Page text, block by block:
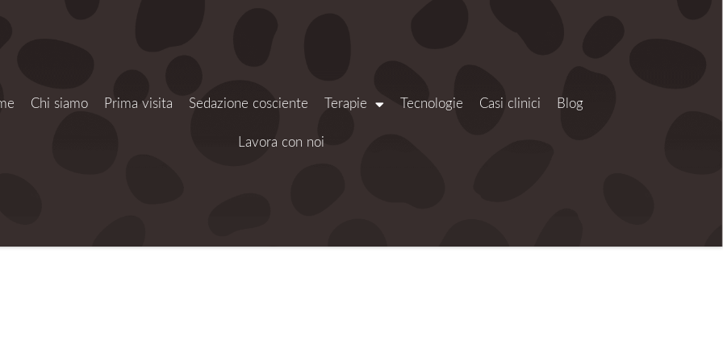
Chi siamo Prima visita Sedazione cosciente Terapie Tecnologie Casi clinici Blog
Lavora con noi